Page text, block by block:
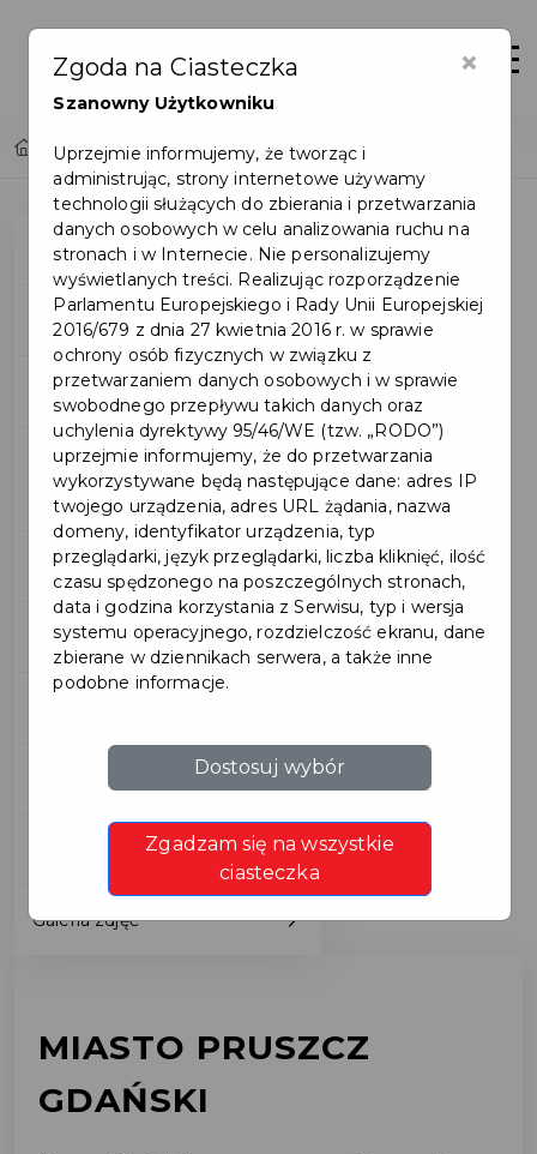
Home Warto wiedzieć - Miasto Pruszcz Gdański
O mieście
Położenie
Demografia
Początki Pruszcza
Gdańskiego
Pochodzenie nazwy miasta
Warto zobaczyć
Obiekty zabytkowe
Galeria zdjęć
MIASTO PRUSZCZ
GDAŃSKI
×
Zgoda na Ciasteczka
Szanowny Użytkowniku
Uprzejmie informujemy, że tworząc i
administrując, strony internetowe używamy
technologii służących do zbierania i przetwarzania
danych osobowych w celu analizowania ruchu na
stronach i w Internecie. Nie personalizujemy
wyświetlanych treści. Realizując rozporządzenie
Parlamentu Europejskiego i Rady Unii Europejskiej
2016/679 z dnia 27 kwietnia 2016 r. w sprawie
ochrony osób fizycznych w związku z
przetwarzaniem danych osobowych i w sprawie
swobodnego przepływu takich danych oraz
uchylenia dyrektywy 95/46/WE (tzw. „RODO”)
uprzejmie informujemy, że do przetwarzania
wykorzystywane będą następujące dane: adres IP
twojego urządzenia, adres URL żądania, nazwa
domeny, identyfikator urządzenia, typ
przeglądarki, język przeglądarki, liczba kliknięć, ilość
czasu spędzonego na poszczególnych stronach,
data i godzina korzystania z Serwisu, typ i wersja
systemu operacyjnego, rozdzielczość ekranu, dane
zbierane w dziennikach serwera, a także inne
podobne informacje.
Dostosuj wybór
Zgadzam się na wszystkie
ciasteczka